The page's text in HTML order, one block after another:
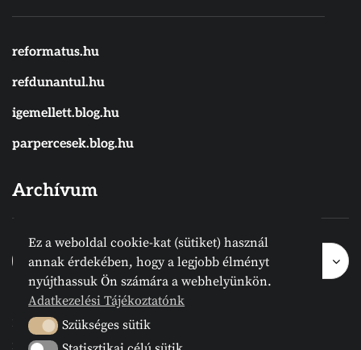
reformatus.hu
refdunantul.hu
igemellett.blog.hu
parpercesek.blog.hu
Archívum
Archívum
Hónap kijelölése
Archívum
2024 © Megvanirva.hu - Minden jog
fenntartva.
Ez a weboldal cookie-kat (sütiket) használ
annak érdekében, hogy a legjobb élményt
nyújthassuk Ön számára a webhelyünkön.
Adatkezelési Tájékoztatónk
Szükséges sütik
Szükséges sütik